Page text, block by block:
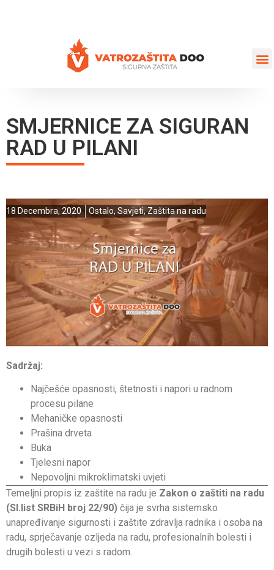
SMJERNICE ZA SIGURAN
RAD U PILANI
18 Decembra, 2020 Ostalo, Savjeti,Zaštita na radu
Sadržaj:
Najčešće opasnosti, štetnosti i napori u radnom
procesu pilane
Mehaničke opasnosti
Prašina drveta
Buka
Tjelesni napor
Nepovoljni mikroklimatski uvjeti
Temeljni propis iz zaštite na radu je Zakon o zaštiti na radu
(Sl.list SRBiH broj 22/90) čija je svrha sistemsko
unapređivanje sigurnosti i zaštite zdravlja radnika i osoba na
radu, sprječavanje ozljeda na radu, profesionalnih bolesti i
drugih bolesti u vezi s radom.